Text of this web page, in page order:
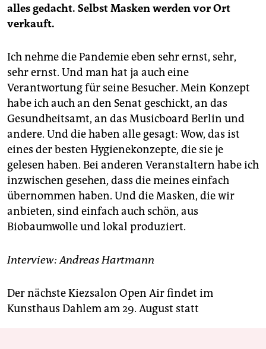
alles gedacht. Selbst Masken werden vor Ort
verkauft.
Ich nehme die Pandemie eben sehr ernst, sehr,
sehr ernst. Und man hat ja auch eine
Verantwortung für seine Besucher. Mein Konzept
habe ich auch an den Senat geschickt, an das
Gesundheitsamt, an das Musicboard Berlin und
andere. Und die haben alle gesagt: Wow, das ist
eines der besten Hygienekonzepte, die sie je
gelesen haben. Bei anderen Veranstaltern habe ich
inzwischen gesehen, dass die meines einfach
übernommen haben. Und die Masken, die wir
anbieten, sind einfach auch schön, aus
Biobaumwolle und lokal produziert.
Interview: Andreas Hartmann
Der nächste Kiezsalon Open Air findet im
Kunsthaus Dahlem am 29. August statt